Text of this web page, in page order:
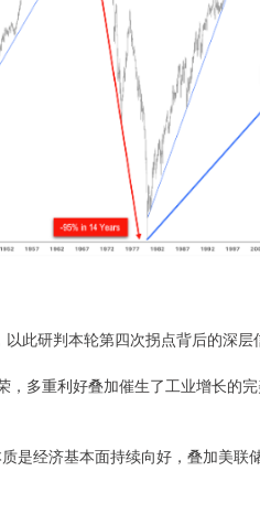
研判本轮第四次拐点背后的深层
多重利好叠加催生了工业增长的
经济基本面持续向好，叠加美联